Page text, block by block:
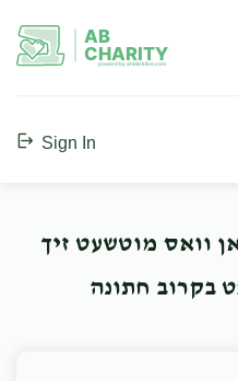
AB
CHARITY
powerd by ahblicklive.com
Sign In
וואס מוטשעט זיך
בקרוב חתונה